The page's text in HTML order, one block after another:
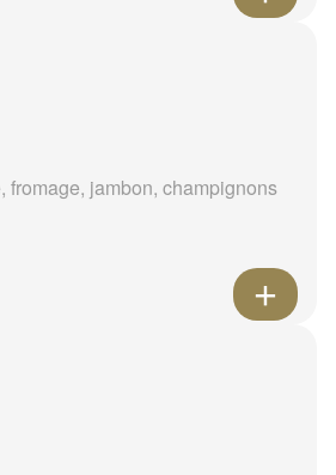
fromage, jambon, champignons